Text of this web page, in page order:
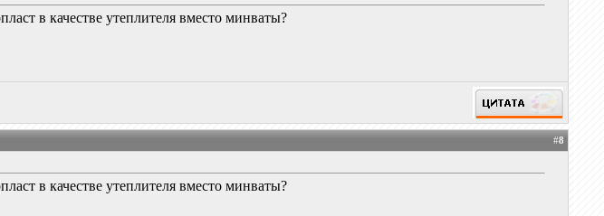
в качестве утеплителя вместо минваты?
#8
в качестве утеплителя вместо минваты?